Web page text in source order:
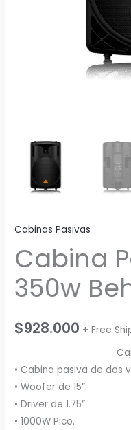
Cabinas Pasivas
Cabina
350w
$928.000 + Free
• Cabina pasiva de dos
• Woofer de 15”.
• Driver de 1.75”.
• 1000W Pico.